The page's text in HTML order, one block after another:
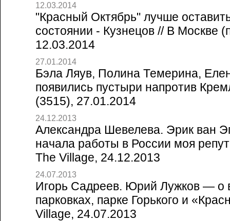
12.03.2014
"Красный Октябрь" лучше
состоянии - Кузнецов // В Москве
12.03.2014
27.01.2014
Бэла Ляув, Полина Темерина,
появились пустыри напротив
(3515), 27.01.2014
24.12.2013
Александра Шевелева. Эрик ван
начала работы в России моя
The Village, 24.12.2013
24.07.2013
Игорь Садреев. Юрий Лужков — о
парковках, парке Горького и
Village, 24.07.2013